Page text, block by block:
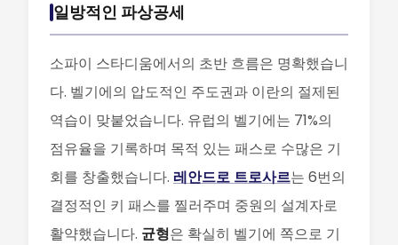
일방적인 파상공세
소파이 스타디움에서의 초반 흐름은 명확했습니
다. 벨기에의 압도적인 주도권과 이란의 절제된
역습이 맞붙었습니다. 유럽의 벨기에는 71%의
점유율을 기록하며 목적 있는 패스로 수많은 기
회를 창출했습니다. 레안드로 트로사르는 6번의
결정적인 키 패스를 찔러주며 중원의 설계자로
활약했습니다. 균형은 확실히 벨기에 쪽으로 기